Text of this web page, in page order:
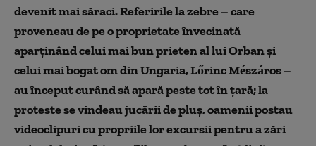
devenit mai săraci. Referirile la zebre – care
proveneau de pe o proprietate învecinată
aparținând celui mai bun prieten al lui Orban și
celui mai bogat om din Ungaria, Lőrinc Mészáros –
au început curând să apară peste tot în țară; la
proteste se vindeau jucării de pluș, oamenii postau
videoclipuri cu propriile lor excursii pentru a zări